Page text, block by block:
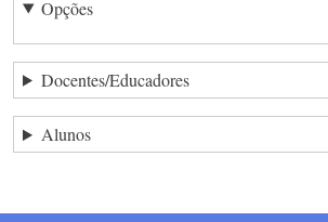
Opções
Docentes/Educadores
Alunos